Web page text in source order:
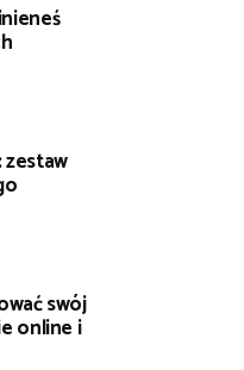
zestaw
swój
online i